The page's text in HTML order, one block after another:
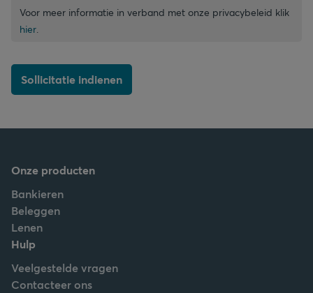
Voor meer informatie in verband met onze privacybeleid klik
hier.
Sollicitatie indienen
Onze producten
Bankieren
Beleggen
Lenen
Hulp
Veelgestelde vragen
Contacteer ons